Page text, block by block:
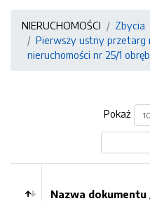
NIERUCHOMOŚCI Zbycia
Pierwszy ustny przetarg
nieruchomości nr 25/1
Pokaż
Nazwa